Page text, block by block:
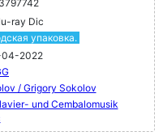
ray Dic
упаковка.
2022
/ Grigory Sokolov
und Cembalomusik